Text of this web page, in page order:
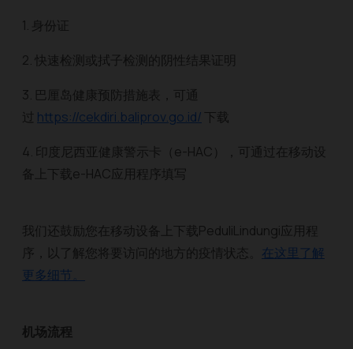
1. 身份证
2. 快速检测或拭子检测的阴性结果证明
3. 巴厘岛健康预防措施表，可通
过 https://cekdiri.baliprov.go.id/ 下载
4. 印度尼西亚健康警示卡（e-HAC），可通过在移动设
备上下载e-HAC应用程序填写
我们还鼓励您在移动设备上下载PeduliLindungi应用程
序，以了解您将要访问的地方的疫情状态。 在这里了解
更多细节。
机场流程